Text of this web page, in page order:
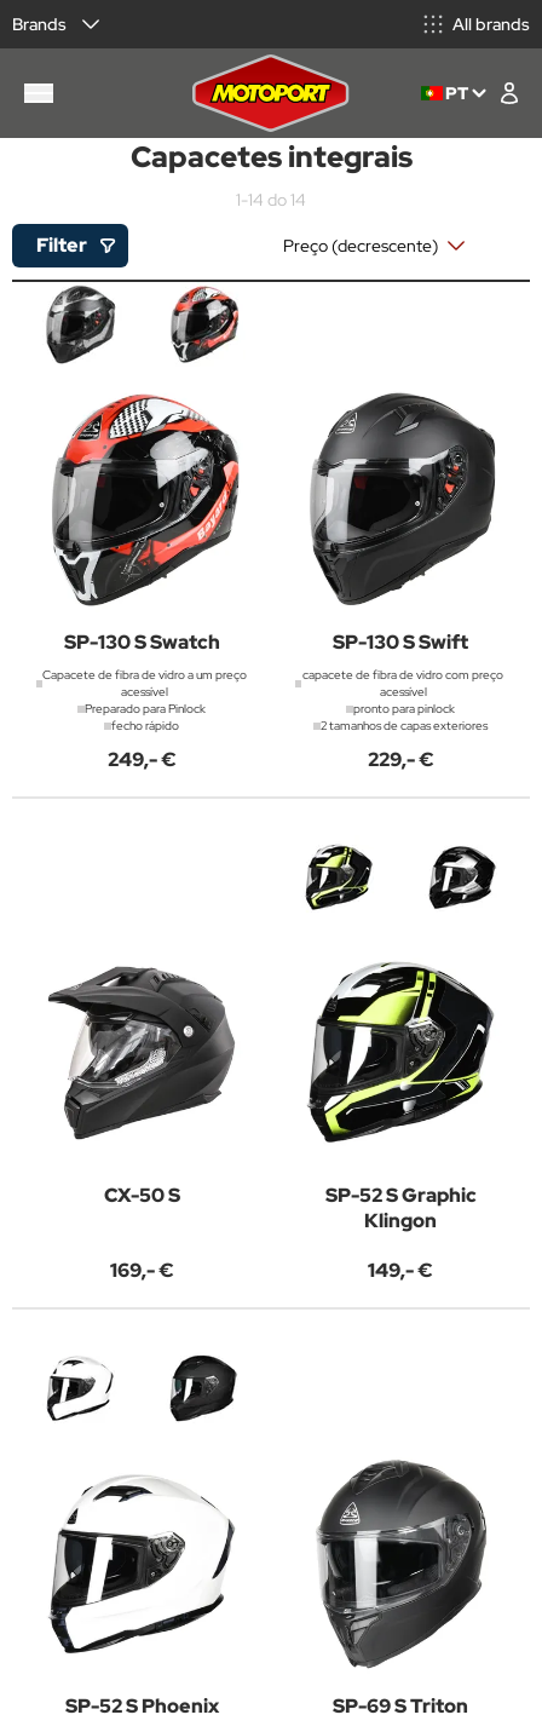
Brands All brands
PT
Capacetes integrais
1-14 do 14
Filter
SP-130 S Swatch
Capacete de fibra de vidro a um preço
acessível
Preparado para Pinlock
fecho rápido
249,- €
SP-130 S Swift
capacete de fibra de vidro com preço
acessível
pronto para pinlock
2 tamanhos de capas exteriores
229,- €
CX-50 S
169,- €
SP-52 S Graphic
Klingon
149,- €
SP-52 S Phoenix
SP-69 S Triton